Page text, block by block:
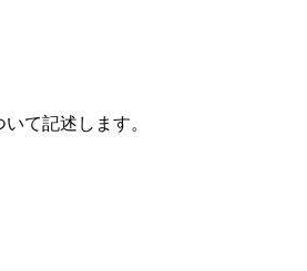
て記述します。